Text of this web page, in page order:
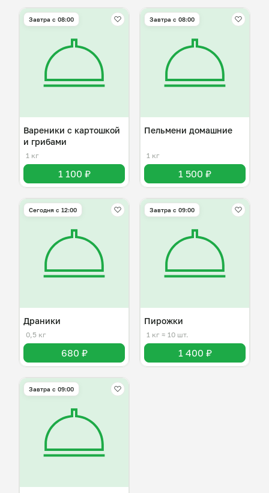
Завтра c 08:00
Вареники с картошкой
и грибами
1 кг
1 100 ₽
Завтра c 08:00
Пельмени домашние
1 кг
1 500 ₽
Сегодня с 12:00
Драники
0,5 кг
680 ₽
Завтра c 09:00
Пирожки
1 кг ≈ 10 шт.
1 400 ₽
Завтра c 09:00